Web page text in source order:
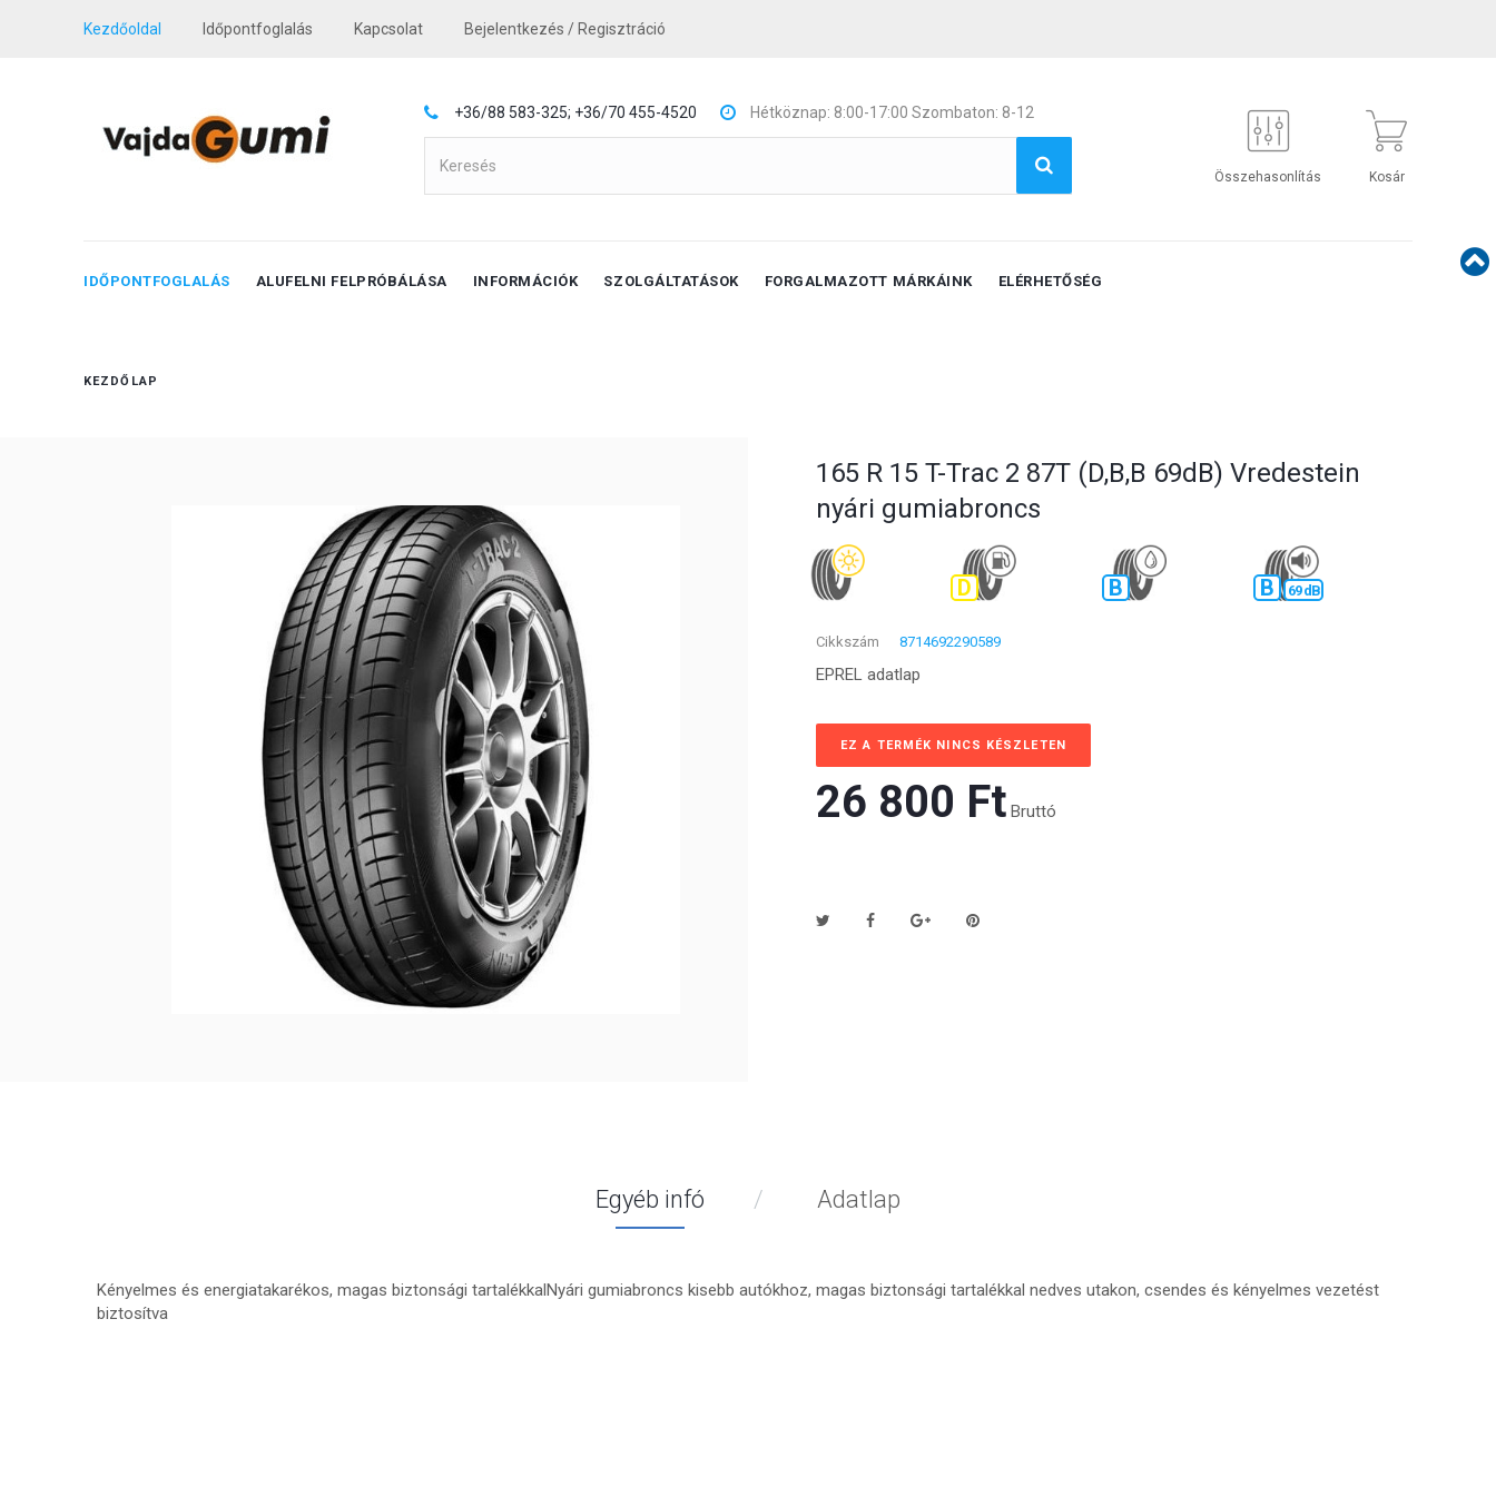
Kezdőoldal Időpontfoglalás Kapcsolat Bejelentkezés / Regisztráció
+36/88 583-325; +36/70 455-4520 Hétköznap: 8:00-17:00 Szombaton: 8-12
Összehasonlítás Kosár
IDŐPONTFOGLALÁS ALUFELNI FELPRÓBÁLÁSA INFORMÁCIÓK SZOLGÁLTATÁSOK FORGALMAZOTT MÁRKÁINK ELÉRHETŐSÉG
KEZDŐLAP
165 R 15 T-Trac 2 87T (D,B,B 69dB) Vredestein
nyári gumiabroncs
D B B 69 dB
Cikkszám 8714692290589
EPREL adatlap
EZ A TERMÉK NINCS KÉSZLETEN
26 800 Ft‎ Bruttó
Egyéb infó Adatlap
Kényelmes és energiatakarékos, magas biztonsági tartalékkalNyári gumiabroncs kisebb autókhoz, magas biztonsági tartalékkal nedves utakon, csendes és kényelmes vezetést
biztosítva